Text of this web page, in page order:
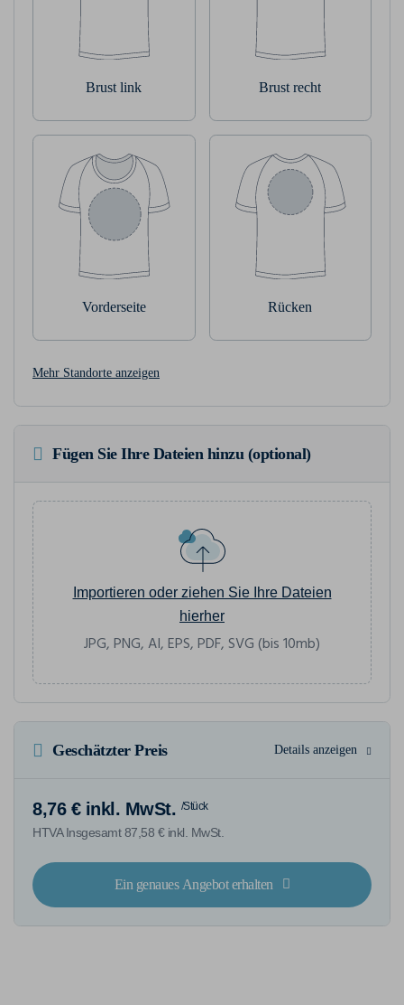
Brust link Brust recht
Vorderseite Rücken
Mehr Standorte anzeigen
Fügen Sie Ihre Dateien hinzu (optional)
Importieren oder ziehen Sie Ihre Dateien
hierher
JPG, PNG, AI, EPS, PDF, SVG (bis 10mb)
Geschätzter Preis Details anzeigen
8,76 € inkl. MwSt. /Stück
HTVA Insgesamt 87,58 € inkl. MwSt.
Ein genaues Angebot erhalten